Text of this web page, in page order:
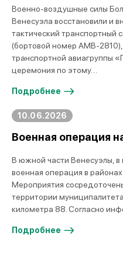
Военно-воздушные силы
Венесуэла восстановили и
тактический транспортный
(бортовой номер AMB-
транспортной авиагруппы
церемония по этому…
Подробнее
10.06.2026
Военная операция
В южной части Венесуэлы, в
военная операция в
Мероприятия
территории
километра 88. Согласно
Подробнее